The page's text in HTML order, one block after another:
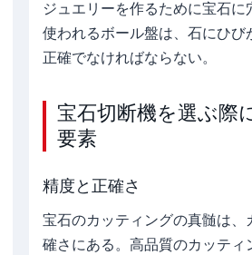
ジュエリーを作るために宝石に
使われるボール盤は、石にひび
正確でなければならない。
宝石切断機を選ぶ際
要素
精度と正確さ
宝石のカッティングの真髄は、
確さにある。高品質のカッティ